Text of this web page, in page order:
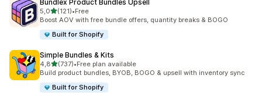
Bundlex Product Bundles Upsell
5,0z 5 hvězd
(121)
Celkový počet recenzí: 121
•Free
Boost AOV with free bundle offers, quantity breaks & BOGO
Built for Shopify
Simple Bundles & Kits
4,8z 5 hvězd
(737)
Celkový počet recenzí: 737
•Free plan available
Build product bundles, BYOB, BOGO & upsell with inventory sync
Built for Shopify